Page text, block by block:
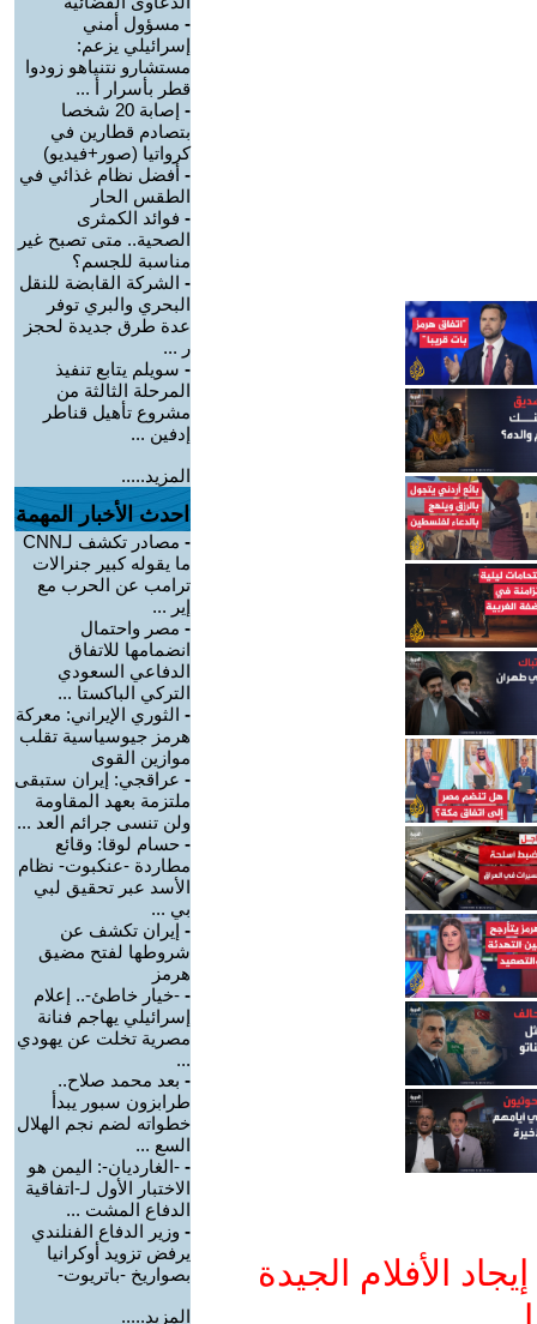
الأفلام الجيدة
- مسؤول أمني
إسرائيلي يزعم:
مستشارو نتنياهو زودوا
قطر بأسرار أ ...
-
إصابة 20 شخصا
بتصادم قطارين في
كرواتيا (صور+فيديو)
- أفضل نظام غذائي في
الطقس الحار
- فوائد الكمثرى
الصحية.. متى تصبح غير
مناسبة للجسم؟
- الشركة القابضة للنقل
البحري والبري توفر
عدة طرق جديدة لحجز
ر ...
- سويلم يتابع تنفيذ
المرحلة الثالثة من
مشروع تأهيل قناطر
إدفين ...
المزيد.....
احدث الأخبار المهمة
-
مصادر تكشف لـCNN
ما يقوله كبير جنرالات
ترامب عن الحرب مع
إير ...
- مصر واحتمال
انضمامها للاتفاق
الدفاعي السعودي
التركي الباكستا ...
- الثوري الإيراني: معركة
هرمز جيوسياسية تقلب
موازين القوى
- عراقجي: إيران ستبقى
ملتزمة بعهد المقاومة
ولن تنسى جرائم العد ...
- حسام لوقا: وقائع
مطاردة -عنكبوت- نظام
الأسد عبر تحقيق لبي
بي ...
- إيران تكشف عن
شروطها لفتح مضيق
هرمز
- -خيار خاطئ-.. إعلام
إسرائيلي يهاجم فنانة
مصرية تخلت عن يهودي
...
- بعد محمد صلاح..
طرابزون سبور يبدأ
خطواته لضم نجم الهلال
السع ...
- -الغارديان-: اليمن هو
الاختبار الأول لـ-اتفاقية
الدفاع المشت ...
- وزير الدفاع الفنلندي
يرفض تزويد أوكرانيا
بصواريخ -باتريوت-
المزيد.....